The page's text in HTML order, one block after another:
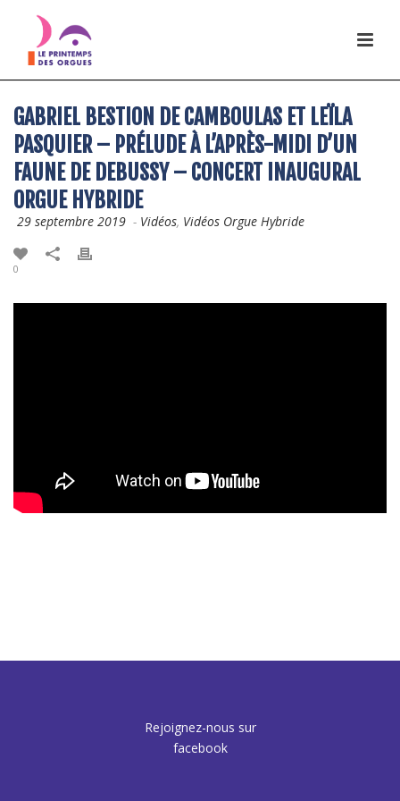
GABRIEL BESTION DE CAMBOULAS ET LEÏLA
PASQUIER – PRÉLUDE À L’APRÈS-MIDI D’UN
FAUNE DE DEBUSSY – CONCERT INAUGURAL
ORGUE HYBRIDE
29 septembre 2019 - Vidéos, Vidéos Orgue Hybride
0
Rejoignez-nous sur
facebook